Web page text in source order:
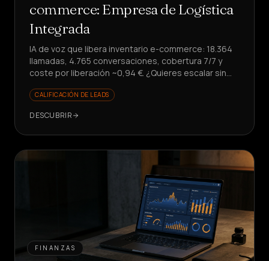
commerce: Empresa de Logística
Integrada
IA de voz que libera inventario e-commerce: 18.364
llamadas, 4.765 conversaciones, cobertura 7/7 y
coste por liberación ~0,94 €. ¿Quieres escalar sin
CALIFICACIÓN DE LEADS
DESCUBRIR
FINANZAS